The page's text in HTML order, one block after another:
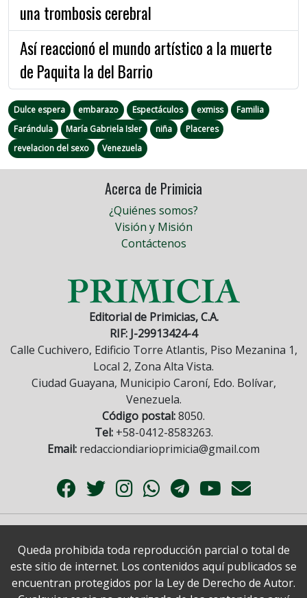
una trombosis cerebral
Así reaccionó el mundo artístico a la muerte
de Paquita la del Barrio
Dulce espera embarazo Espectáculos exmiss
Familia
Farándula
María Gabriela Isler niña
Placeres
revelacion del sexo
Venezuela
Acerca de Primicia
¿Quiénes somos?
Visión y Misión
Contáctenos
Editorial de Primicias, C.A.
RIF: J-29913424-4
Calle Cuchivero, Edificio Torre Atlantis, Piso Mezanina 1,
Local 2, Zona Alta Vista.
Ciudad Guayana, Municipio Caroní, Edo. Bolívar,
Venezuela.
Código postal:8050.
Tel:+58-0412-8583263.
Email: redacciondiarioprimicia@gmail.com
Queda prohibida toda reproducción parcial o total de
este sitio de internet. Los contenidos aquí publicados se
encuentran protegidos por la Ley de Derecho de Autor.